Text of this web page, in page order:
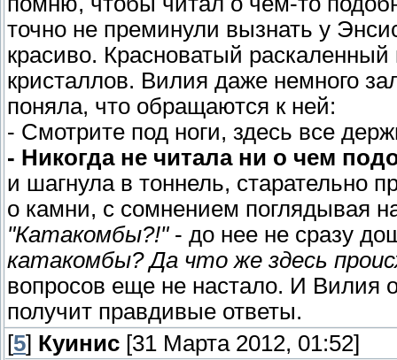
точно не преминули вызнать у
красиво. Красноватый
кристаллов. Вилия даже немного
поняла, что обращаются к ней:
- Смотрите под ноги, здесь все
- Никогда не читала ни о чем
и шагнула в тоннель, старательно
о камни, с сомнением поглядывая
"Катакомбы?!"- до нее не сразу
катакомбы? Да что же здесь
вопросов еще не настало. И Вилия
получит правдивые ответы.
[5] Куинис [31 Марта 2012, 01:52]